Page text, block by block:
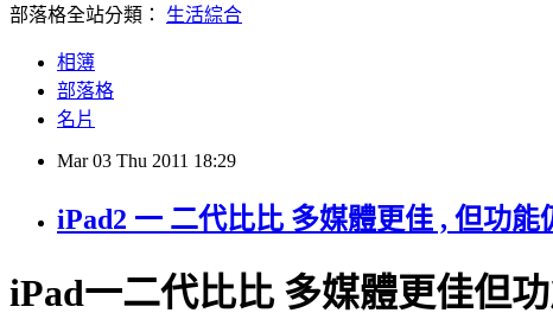
部落格全站分類： 生活綜合
相簿
部落格
名片
Mar 03 Thu 2011 18:29
iPad2 一 二代比比 多媒體更佳 , 但功能
iPad一二代比比 多媒體更佳但